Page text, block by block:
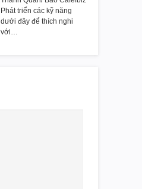
Phát triển các kỹ năng
dưới đây để thích nghi
với…